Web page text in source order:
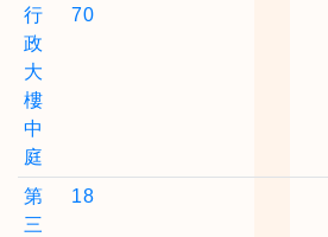
行
政
大
樓
中
庭
70
第
三
18